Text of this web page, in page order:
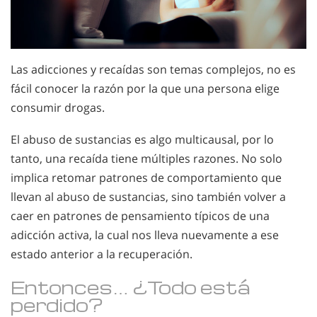
Las adicciones y recaídas son temas complejos, no es
fácil conocer la razón por la que una persona elige
consumir drogas.
El abuso de sustancias es algo multicausal, por lo
tanto, una recaída tiene múltiples razones. No solo
implica retomar patrones de comportamiento que
llevan al abuso de sustancias, sino también volver a
caer en patrones de pensamiento típicos de una
adicción activa, la cual nos lleva nuevamente a ese
estado anterior a la recuperación.
Entonces… ¿Todo está
perdido?